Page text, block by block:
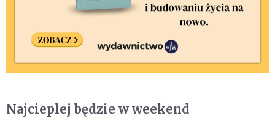
Najcieplej będzie w weekend